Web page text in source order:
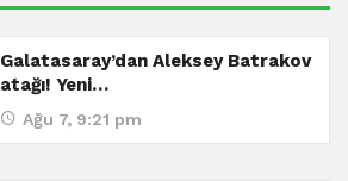
Galatasaray’dan Aleksey Batrakov
atağı! Yeni…
Ağu 7, 9:21 pm